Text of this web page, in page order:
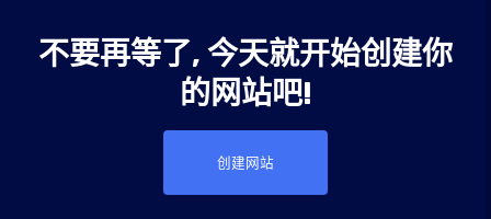
不要再等了, 今天就开始创建你
的网站吧!
创建网站